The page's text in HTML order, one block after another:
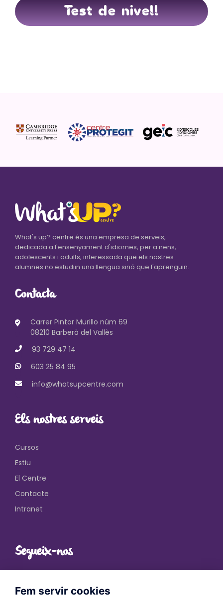
Test de nivell
What's up? centre és una empresa de serveis,
dedicada a l'ensenyament d'idiomes, per a nens,
adolescents i adults, interessada que els nostres
alumnes no estudiïn una llengua sinó que l'aprenguin.
Contacta
Carrer Pintor Murillo núm 69
08210 Barberà del Vallès
93 729 47 14
603 25 84 95
info@whatsupcentre.com
Els nostres serveis
Cursos
Estiu
El Centre
Contacte
Intranet
Segueix-nos
Fem servir cookies